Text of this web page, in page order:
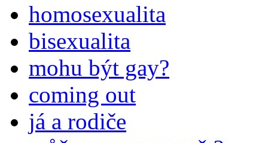
homosexualita
bisexualita
mohu být gay?
coming out
já a rodiče